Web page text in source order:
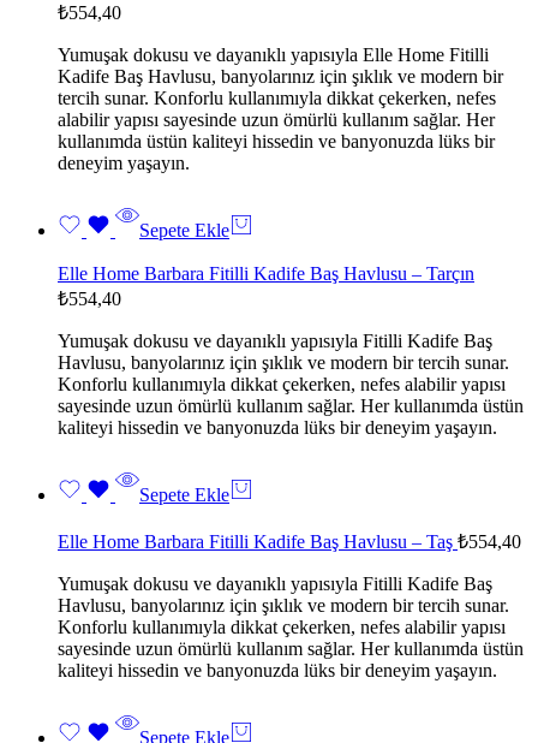
₺554,40
Yumuşak dokusu ve dayanıklı yapısıyla Elle Home Fitilli
Kadife Baş Havlusu, banyolarınız için şıklık ve modern bir
tercih sunar. Konforlu kullanımıyla dikkat çekerken, nefes
alabilir yapısı sayesinde uzun ömürlü kullanım sağlar. Her
kullanımda üstün kaliteyi hissedin ve banyonuzda lüks bir
deneyim yaşayın.
Sepete Ekle
Elle Home Barbara Fitilli Kadife Baş Havlusu – Tarçın
₺554,40
Yumuşak dokusu ve dayanıklı yapısıyla Fitilli Kadife Baş
Havlusu, banyolarınız için şıklık ve modern bir tercih sunar.
Konforlu kullanımıyla dikkat çekerken, nefes alabilir yapısı
sayesinde uzun ömürlü kullanım sağlar. Her kullanımda üstün
kaliteyi hissedin ve banyonuzda lüks bir deneyim yaşayın.
Sepete Ekle
Elle Home Barbara Fitilli Kadife Baş Havlusu – Taş ₺554,40
Yumuşak dokusu ve dayanıklı yapısıyla Fitilli Kadife Baş
Havlusu, banyolarınız için şıklık ve modern bir tercih sunar.
Konforlu kullanımıyla dikkat çekerken, nefes alabilir yapısı
sayesinde uzun ömürlü kullanım sağlar. Her kullanımda üstün
kaliteyi hissedin ve banyonuzda lüks bir deneyim yaşayın.
Sepete Ekle